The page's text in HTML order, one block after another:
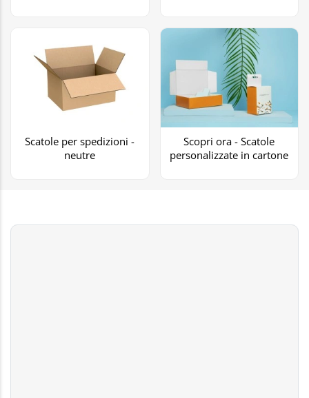
Scatole per spedizioni -
neutre
Scopri ora - Scatole
personalizzate in cartone